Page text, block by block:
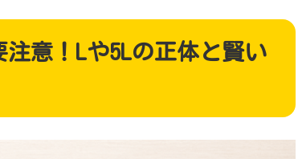
意！Lや5Lの正体と賢い